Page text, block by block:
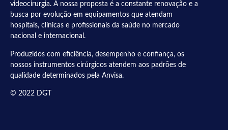
videocirurgia. A nossa proposta é a constante renovação e a
busca por evolução em equipamentos que atendam
hospitais, clínicas e profissionais da saúde no mercado
nacional e internacional.
Produzidos com eficiência, desempenho e confiança, os
nossos instrumentos cirúrgicos atendem aos padrões de
qualidade determinados pela Anvisa.
© 2022 DGT